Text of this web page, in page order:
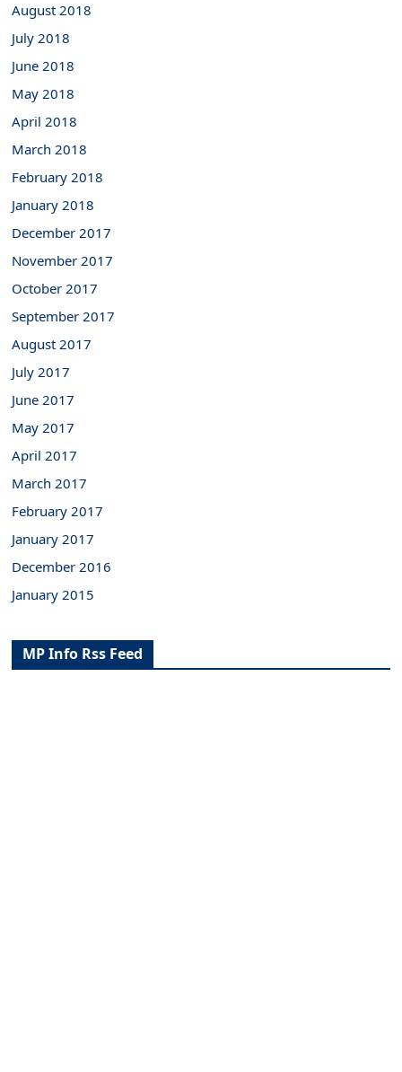
August 2018
July 2018
June 2018
May 2018
April 2018
March 2018
February 2018
January 2018
December 2017
November 2017
October 2017
September 2017
August 2017
July 2017
June 2017
May 2017
April 2017
March 2017
February 2017
January 2017
December 2016
January 2015
MP Info Rss Feed